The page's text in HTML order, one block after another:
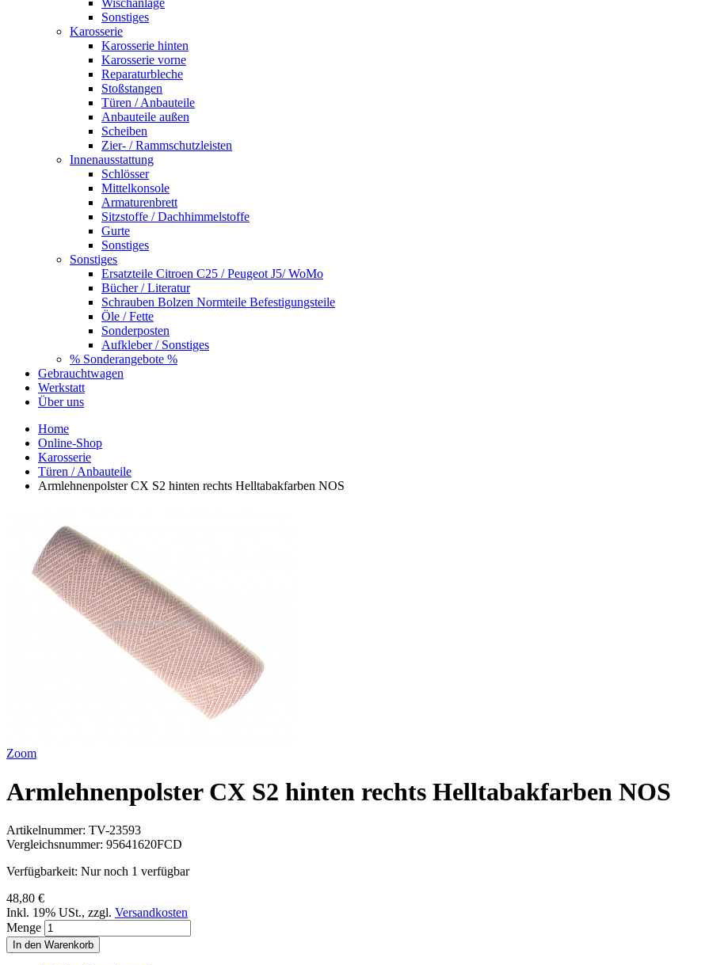
Sonstiges
Karosserie
Karosserie hinten
Karosserie vorne
Reparaturbleche
Stoßstangen
Türen / Anbauteile
Anbauteile außen
Scheiben
Zier- / Rammschutzleisten
Innenausstattung
Schlösser
Mittelkonsole
Armaturenbrett
Sitzstoffe / Dachhimmelstoffe
Gurte
Sonstiges
Sonstiges
Ersatzteile Citroen C25 / Peugeot J5/ WoMo
Bücher / Literatur
Schrauben Bolzen Normteile Befestigungsteile
Öle / Fette
Sonderposten
Aufkleber / Sonstiges
% Sonderangebote %
Gebrauchtwagen
Werkstatt
Über uns
Home
Online-Shop
Karosserie
Türen / Anbauteile
Armlehnenpolster CX S2 hinten rechts Helltabakfarben NOS
Zoom
Armlehnenpolster CX S2 hinten rechts Helltabakfarben NOS
Artikelnummer: TV-23593
Vergleichsnummer: 95641620FCD
Verfügbarkeit: Nur noch 1 verfügbar
48,80 €
Inkl. 19% USt., zzgl. Versandkosten
Menge
In den Warenkorb